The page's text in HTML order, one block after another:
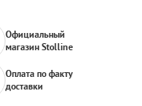
Официальный
магазин Stolline
Оплата по факту
доставки